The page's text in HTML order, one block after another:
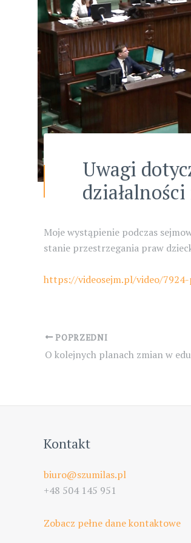
Uwagi
Moje wystąpienie podczas
stanie przestrzegania praw
https://videosejm.pl/video/
Post
navigation
POPRZEDNI
O kolejnych planach zmian w
Kontakt
biuro@szumilas.pl
+48 504 145 951
Zobacz pełne dane kontaktowe